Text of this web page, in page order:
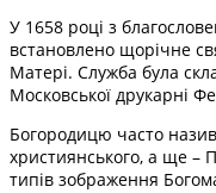
У 1658 році з
встановлено щорічне
Матері. Служба була
Московської друкарні
Богородицю часто
християнського, а ще –
типів зображення